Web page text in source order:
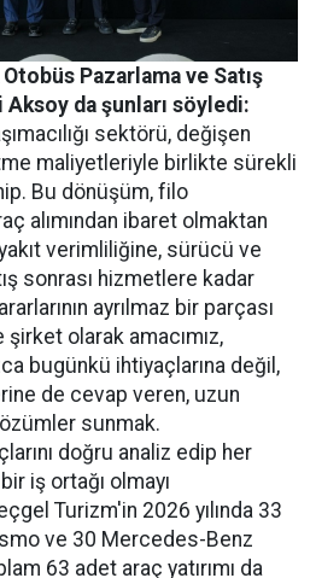
Pazarlama ve Satış
da şunları söyledi:
sektörü, değişen
maliyetleriyle birlikte sürekli
Bu dönüşüm, filo
alımından ibaret olmaktan
verimliliğine, sürücü ve
sonrası hizmetlere kadar
ayrılmaz bir parçası
olarak amacımız,
bugünkü ihtiyaçlarına değil,
de cevap veren, uzun
sunmak.
doğru analiz edip her
iş ortağı olmayı
Turizm'in 2026 yılında 33
ve 30 Mercedes-Benz
63 adet araç yatırımı da